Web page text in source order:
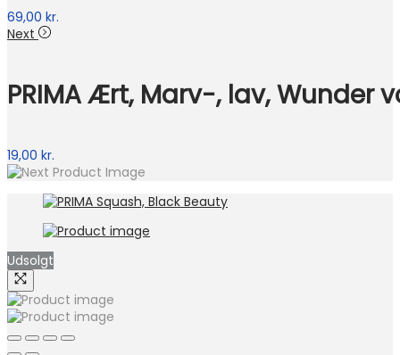
69,00 kr.
Next
PRIMA Ært, Marv-, lav, Wunder
19,00 kr.
Udsolgt